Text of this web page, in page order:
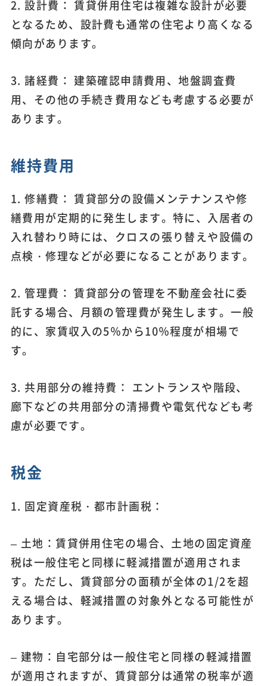
2. 設計費： 賃貸併用住宅は複雑な設計が必要
となるため、設計費も通常の住宅より高くなる
傾向があります。
3. 諸経費： 建築確認申請費用、地盤調査費
用、その他の手続き費用なども考慮する必要が
あります。
維持費用
1. 修繕費： 賃貸部分の設備メンテナンスや修
繕費用が定期的に発生します。特に、入居者の
入れ替わり時には、クロスの張り替えや設備の
点検・修理などが必要になることがあります。
2. 管理費： 賃貸部分の管理を不動産会社に委
託する場合、月額の管理費が発生します。一般
的に、家賃収入の5％から10％程度が相場で
す。
3. 共用部分の維持費： エントランスや階段、
廊下などの共用部分の清掃費や電気代なども考
慮が必要です。
税金
1. 固定資産税・都市計画税：
– 土地：賃貸併用住宅の場合、土地の固定資産
税は一般住宅と同様に軽減措置が適用されま
す。ただし、賃貸部分の面積が全体の1/2を超
える場合は、軽減措置の対象外となる可能性が
あります。
– 建物：自宅部分は一般住宅と同様の軽減措置
が適用されますが、賃貸部分は通常の税率が適